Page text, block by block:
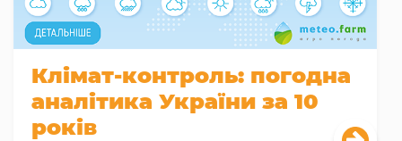
Клімат-контроль: погодна
аналітика України за 10
років